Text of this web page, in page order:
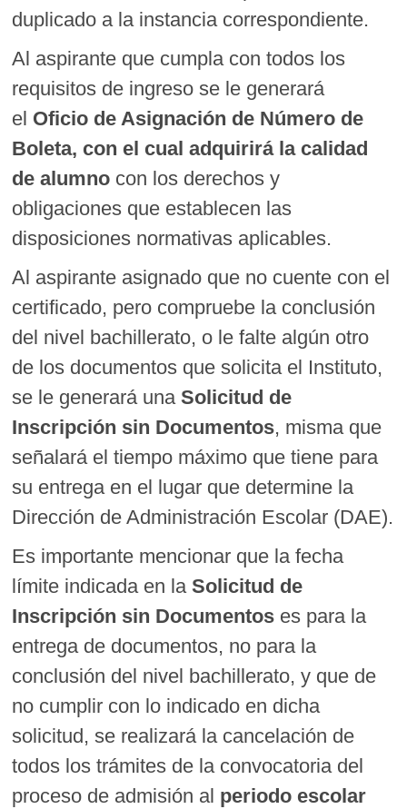
duplicado a la instancia correspondiente.
Al aspirante que cumpla con todos los
requisitos de ingreso se le generará
el Oficio de Asignación de Número de
Boleta, con el cual adquirirá la calidad
de alumno con los derechos y
obligaciones que establecen las
disposiciones normativas aplicables.
Al aspirante asignado que no cuente con el
certificado, pero compruebe la conclusión
del nivel bachillerato, o le falte algún otro
de los documentos que solicita el Instituto,
se le generará unaSolicitud de
Inscripción sin Documentos, misma que
señalará el tiempo máximo que tiene para
su entrega en el lugar que determine la
Dirección de Administración Escolar (DAE).
Es importante mencionar que la fecha
límite indicada en laSolicitud de
Inscripción sin Documentos es para la
entrega de documentos, no para la
conclusión del nivel bachillerato, y que de
no cumplir con lo indicado en dicha
solicitud, se realizará la cancelación de
todos los trámites de la convocatoria del
proceso de admisión al periodo escolar